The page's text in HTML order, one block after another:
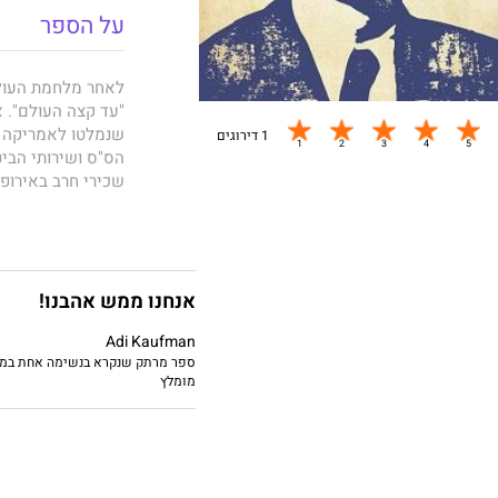
1 דירוגים
על הספר
לאחר מלחמת
"עד קצה העולם".
שנמלטו לאמריקה
הס"ס ושירותי
שכירי חרב
בדמשק ובקהיר,
בריטניה, צרפת,
שונות ו־כן,
בספרו החדש
שכירי החרב
שכירי חרב
תנועות גרילה
אנחנו ממש אהבנו!
Adi Kaufman
ספר מרתק שנקרא בנשימה אחת
מומלץ